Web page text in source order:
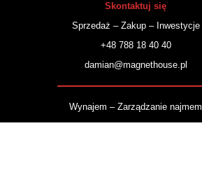
Skontaktuj się
Sprzedaż – Zakup – Inwestycje
+48 788 18 40 40
damian@magnethouse.pl
Wynajem – Zarządzanie najmem